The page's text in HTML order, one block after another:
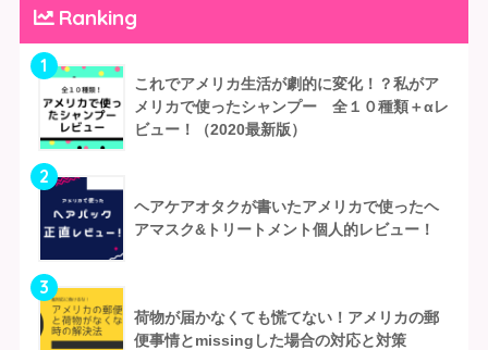
Ranking
1
これでアメリカ生活が劇的に変化！？私がア
メリカで使ったシャンプー 全１０種類＋αレ
ビュー！（2020最新版）
2
ヘアケアオタクが書いたアメリカで使ったヘ
アマスク&トリートメント個人的レビュー！
3
荷物が届かなくても慌てない！アメリカの郵
便事情とmissingした場合の対応と対策